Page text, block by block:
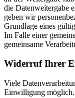
die Datenweitergabe
geben wir
Grundlage eines
Im Falle einer
gemeinsame
Widerruf Ihrer
Viele
Einwilligung möglich.